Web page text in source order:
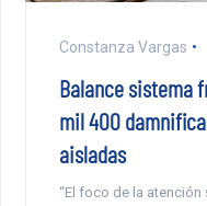
Constanza Vargas
Balance sistema
mil 400
aisladas
“El foco de la